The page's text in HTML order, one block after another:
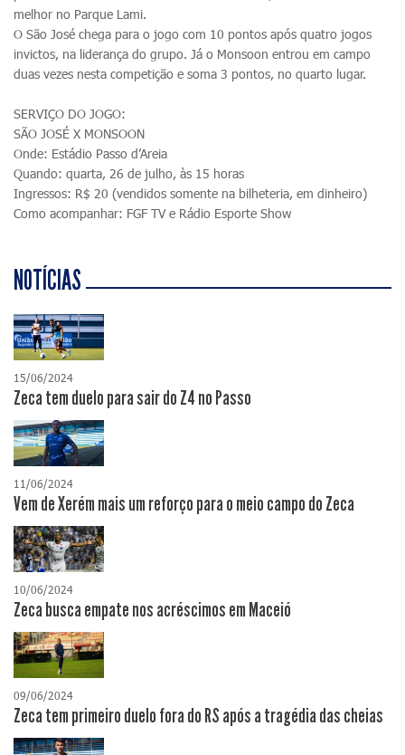
melhor no Parque Lami.
O São José chega para o jogo com 10 pontos após quatro jogos
invictos, na liderança do grupo. Já o Monsoon entrou em campo
duas vezes nesta competição e soma 3 pontos, no quarto lugar.
SERVIÇO DO JOGO:
SÃO JOSÉ X MONSOON
Onde: Estádio Passo d’Areia
Quando: quarta, 26 de julho, às 15 horas
Ingressos: R$ 20 (vendidos somente na bilheteria, em dinheiro)
Como acompanhar: FGF TV e Rádio Esporte Show
NOTÍCIAS
15/06/2024
Zeca tem duelo para sair do Z4 no Passo
11/06/2024
Vem de Xerém mais um reforço para o meio campo do Zeca
10/06/2024
Zeca busca empate nos acréscimos em Maceió
09/06/2024
Zeca tem primeiro duelo fora do RS após a tragédia das cheias